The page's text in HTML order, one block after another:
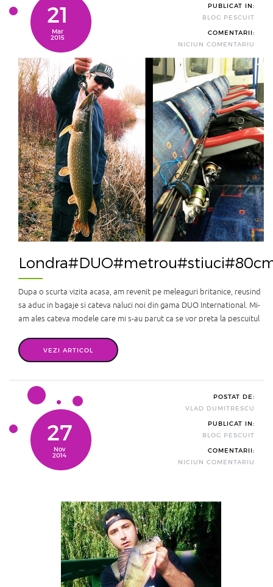
21
Mar
2015
PUBLICAT IN:
BLOG PESCUIT
COMENTARII:
NICIUN COMENTARIU
Dupa o scurta vizita acasa, am revenit pe meleaguri britanice, reusind
sa aduc in bagaje si cateva naluci noi din gama DUO International. Mi-
am ales cateva modele care mi s-au parut ca se vor preta la pescuitul
care urma sa le testez sunt DUO JERKBAIT ...
VEZI ARTICOL
27
Nov
2014
POSTAT DE:
VLAD DUMITRESCU
PUBLICAT IN:
BLOG PESCUIT
COMENTARII:
NICIUN COMENTARIU